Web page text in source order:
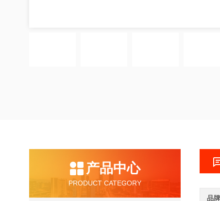
产品中心
PRODUCT CATEGORY
品牌